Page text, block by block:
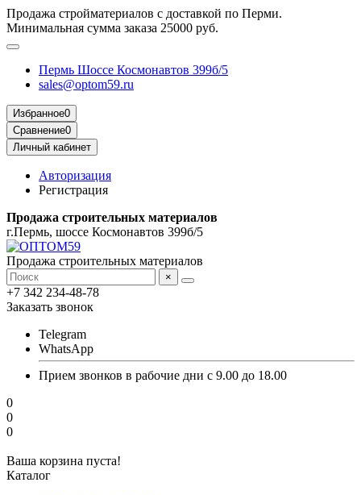
Продажа стройматериалов с доставкой по Перми.
Минимальная сумма заказа 25000 руб.
Пермь Шоссе Космонавтов 399б/5
sales@optom59.ru
Избранное0
Сравнение0
Личный кабинет
Авторизация
Регистрация
Продажа строительных материалов
г.Пермь, шоссе Космонавтов 399б/5
Продажа строительных материалов
×
+7 342 234-48-78
Заказать звонок
Telegram
WhatsApp
Прием звонков в рабочие дни с 9.00 до 18.00
0
0
0
Ваша корзина пуста!
Каталог